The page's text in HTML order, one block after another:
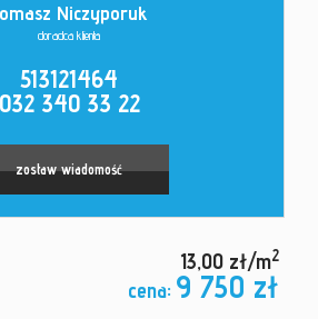
Niczyporuk
doradca klienta
513121464
032 340 33 22
zostaw wiadomość
13,00 zł/m2
cena: 9 750 zł